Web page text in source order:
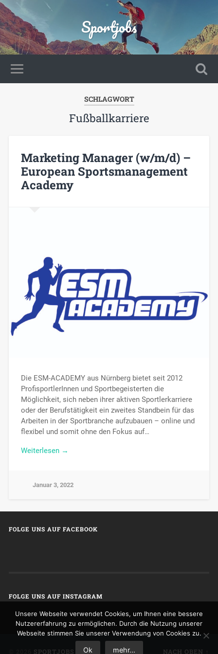
Sportjobs
SCHLAGWORT
Fußballkarriere
Marketing Manager (w/m/d) –
European Sportsmanagement
Academy
Die ESM-ACADEMY aus Nürnberg bietet seit 2012
ProfisportlerInnen und Sportbegeisterten die
Möglichkeit, sich neben ihrer aktiven Sportlerkarriere
oder der Berufstätigkeit ein zweites Standbein für das
Arbeiten in der Sportbranche aufzubauen – online und
flexibel und somit ohne den Fokus auf…
Weiterlesen →
Januar 3, 2022
FOLGE UNS AUF FACEBOOK
FOLGE UNS AUF INSTAGRAM
SPORTJOBS NACH OBEN ↑
Unsere Webseite verwendet Cookies, um Ihnen eine bessere
Nutzererfahrung zu ermöglichen. Durch die Nutzung unserer
Webseite stimmen Sie unserer Verwendung von Cookies zu.
Ok mehr...